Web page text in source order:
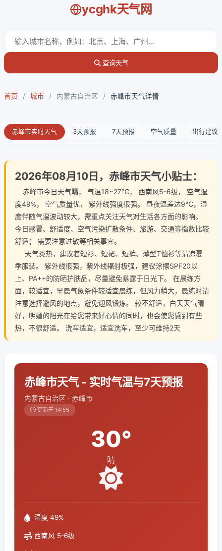
ycghk天气网
查询天气
首页 / 城市 / 内蒙古自治区 / 赤峰市天气详情
赤峰市实时天气 3天预报 7天预报 空气质量 出行建议
2026年08月10日，赤峰市天气小贴士：
赤峰市今日天气晴， 气温18~27℃， 西南风5-6级， 空气湿
度49%， 空气质量优， 紫外线强度很强。 昼夜温差达9℃，湿
度伴随气温波动较大，需重点关注天气对生活各方面的影响。
今日感冒、舒适度、空气污染扩散条件、旅游、交通等指数比较
舒适； 需要注意过敏等相关事宜。
天气炎热，建议着短衫、短裙、短裤、薄型T恤衫等清凉夏
季服装。 紫外线很强，紫外线辐射极强，建议涂擦SPF20以
上、PA++的防晒护肤品，尽量避免暴露于日光下。 在晨练方
面，较适宜，早晨气象条件较适宜晨练，但风力稍大，晨练时请
注意选择避风的地点，避免迎风锻炼。 较不舒适，白天天气晴
好，明媚的阳光在给您带来好心情的同时，也会使您感到有些
热，不很舒适。 洗车适宜，适宜洗车，至少可维持2天
赤峰市天气 - 实时气温与7天预报
内蒙古自治区 · 赤峰市
更新于 14:55
30°
晴
湿度 49%
西南风 5-6级